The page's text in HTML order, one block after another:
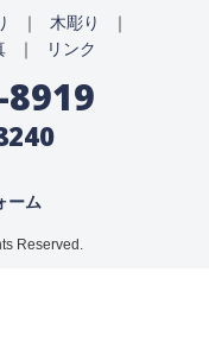
｜ 木彫り
｜
｜ リンク
ーム
Reserved.